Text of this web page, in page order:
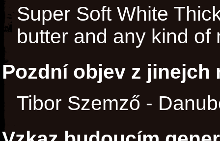
Super Soft White
butter and any kind of
Pozdní objev z jinejch
Tibor Szemző -